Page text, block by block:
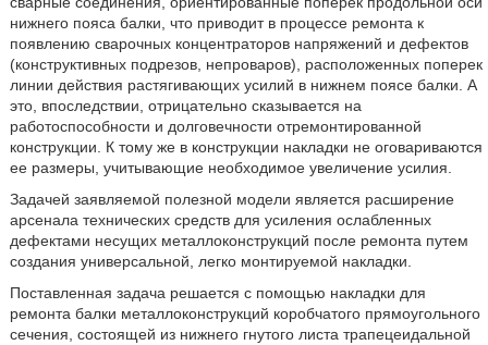
нижнего пояса балки, что приводит в процессе ремонта к
появлению сварочных концентраторов напряжений и дефектов
(конструктивных подрезов, непроваров), расположенных поперек
линии действия растягивающих усилий в нижнем поясе балки. А
это, впоследствии, отрицательно сказывается на
работоспособности и долговечности отремонтированной
конструкции. К тому же в конструкции накладки не оговариваются
ее размеры, учитывающие необходимое увеличение усилия.
Задачей заявляемой полезной модели является расширение
арсенала технических средств для усиления ослабленных
дефектами несущих металлоконструкций после ремонта путем
создания универсальной, легко монтируемой накладки.
Поставленная задача решается с помощью накладки для
ремонта балки металлоконструкций коробчатого прямоугольного
сечения, состоящей из нижнего гнутого листа трапецеидальной